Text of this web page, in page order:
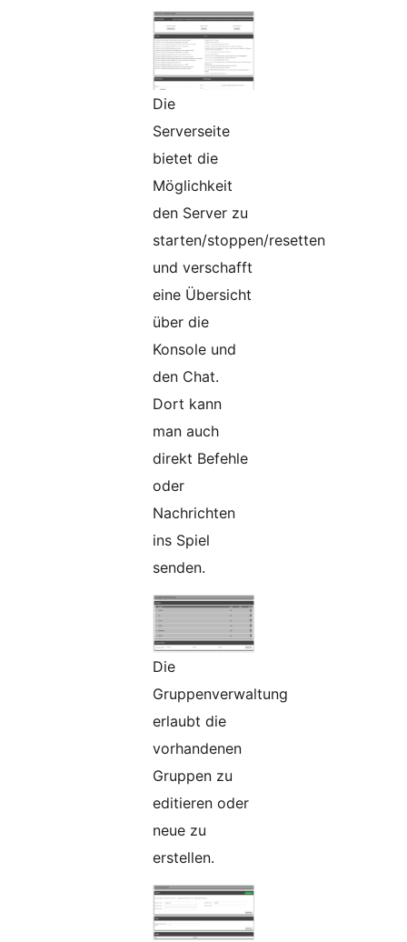
Die
Serverseite
bietet die
Möglichkeit
den Server zu
starten/stoppen/resetten
und verschafft
eine Übersicht
über die
Konsole und
den Chat.
Dort kann
man auch
direkt Befehle
oder
Nachrichten
ins Spiel
senden.
Die
Gruppenverwaltung
erlaubt die
vorhandenen
Gruppen zu
editieren oder
neue zu
erstellen.